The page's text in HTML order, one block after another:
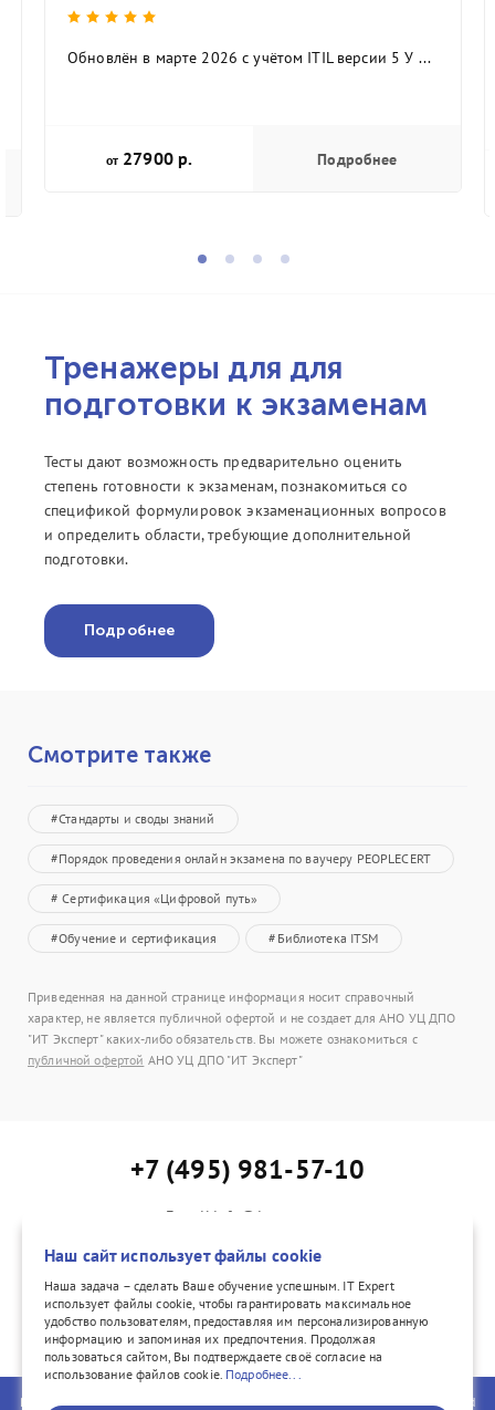
Обновлён в марте 2026 с учётом ITIL версии 5 У ...
от 27900 р. Подробнее
Тренажеры для для
подготовки к экзаменам
Тесты дают возможность предварительно оценить
степень готовности к экзаменам, познакомиться со
спецификой формулировок экзаменационных вопросов
и определить области, требующие дополнительной
подготовки.
Подробнее
Смотрите также
#Стандарты и своды знаний
#Порядок проведения онлайн экзамена по ваучеру PEOPLECERT
# Сертификация «Цифровой путь»
#Обучение и сертификация #Библиотека ITSM
Приведенная на данной странице информация носит справочный
характер, не является публичной офертой и не создает для АНО УЦ ДПО
"ИТ Эксперт" каких-либо обязательств. Вы можете ознакомиться с
публичной офертой АНО УЦ ДПО "ИТ Эксперт"
+7 (495) 981-57-10
E-mail:info@itexpert.ru
vk.com/itexpertvk/
PeopleCert, ITIL®, PRINCE2®, PRINCE2 Agile®, and the Swirl logo are registered
Наш сайт использует файлы cookie
Наша задача – сделать Ваше обучение успешным. IT Expert
использует файлы cookie, чтобы гарантировать максимальное
удобство пользователям, предоставляя им персонализированную
информацию и запоминая их предпочтения. Продолжая
пользоваться сайтом, Вы подтверждаете своё согласие на
использование файлов cookie. Подробнее...